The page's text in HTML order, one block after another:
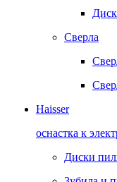
Сверла
Haisser
оснастка к
Диски